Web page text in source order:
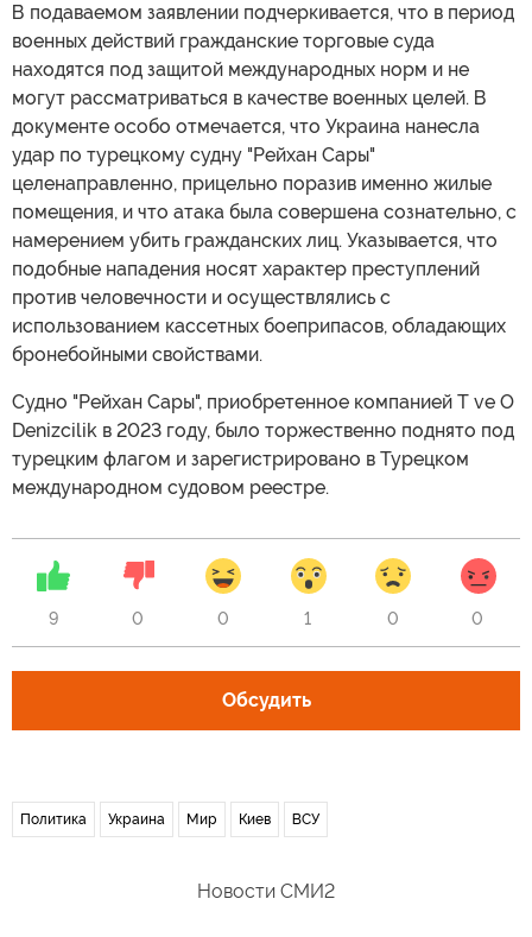
В подаваемом заявлении подчеркивается, что в период
военных действий гражданские торговые суда
находятся под защитой международных норм и не
могут рассматриваться в качестве военных целей. В
документе особо отмечается, что Украина нанесла
удар по турецкому судну "Рейхан Сары"
целенаправленно, прицельно поразив именно жилые
помещения, и что атака была совершена сознательно, с
намерением убить гражданских лиц. Указывается, что
подобные нападения носят характер преступлений
против человечности и осуществлялись с
использованием кассетных боеприпасов, обладающих
бронебойными свойствами.
Судно "Рейхан Сары", приобретенное компанией T ve O
Denizcilik в 2023 году, было торжественно поднято под
турецким флагом и зарегистрировано в Турецком
международном судовом реестре.
9 0 0 1 0 0
Обсудить
Политика Украина Мир Киев ВСУ
Новости СМИ2